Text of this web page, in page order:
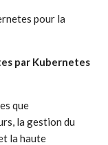
pour la
par Kubernetes
que
la gestion du
la haute